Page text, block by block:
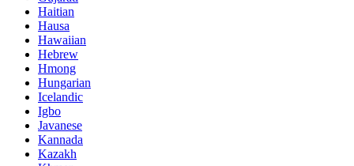
Haitian
Hausa
Hawaiian
Hebrew
Hmong
Hungarian
Icelandic
Igbo
Javanese
Kannada
Kazakh